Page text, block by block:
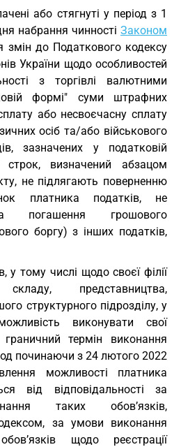
або стягнуті у період з 1
набрання чинності Законом
змін до Податкового кодексу
України щодо особливостей
з торгівлі валютними
формі" суми штрафних
або несвоєчасну сплату
осіб та/або військового
зазначених у податковій
строк, визначений абзацом
не підлягають поверненню
платника податків, не
погашення грошового
боргу) з інших податків,
у тому числі щодо своєї філії
представництва,
структурного підрозділу, у
виконувати свої
граничний термін виконання
починаючи з 24 лютого 2022
можливості платника
від відповідальності за
таких обов’язків,
за умови виконання
щодо реєстрації